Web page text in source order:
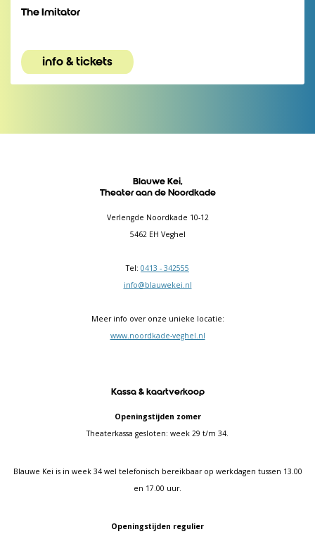
The Imitator
info & tickets
Blauwe Kei,
Theater aan de Noordkade
Verlengde Noordkade 10-12
5462 EH Veghel
Tel: 0413 - 342555
info@blauwekei.nl
Meer info over onze unieke locatie:
www.noordkade-veghel.nl
Kassa & kaartverkoop
Openingstijden zomer
Theaterkassa gesloten: week 29 t/m 34.
Blauwe Kei is in week 34 wel telefonisch bereikbaar op werkdagen tussen 13.00
en 17.00 uur.
Openingstijden regulier